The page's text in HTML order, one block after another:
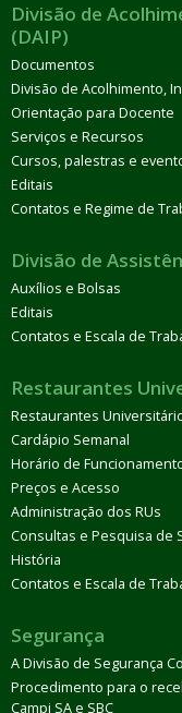
Divisão de
(DAIP)
Documentos
Divisão de Acolhimento,
Orientação para Docente
Serviços e Recursos
Cursos, palestras e
Editais
Contatos e Regime de
Divisão de
Auxílios e Bolsas
Editais
Contatos e Escala de
Restaurantes
Restaurantes
Cardápio Semanal
Horário de
Preços e Acesso
Administração dos RUs
Consultas e Pesquisa de
História
Contatos e Escala de
Segurança
A Divisão de Segurança
Procedimento para o
Campi SA e SBC